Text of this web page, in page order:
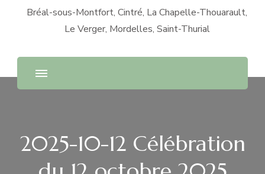
Bréal-sous-Montfort, Cintré, La Chapelle-Thouarault,
Le Verger, Mordelles, Saint-Thurial
2025-10-12 Célébration